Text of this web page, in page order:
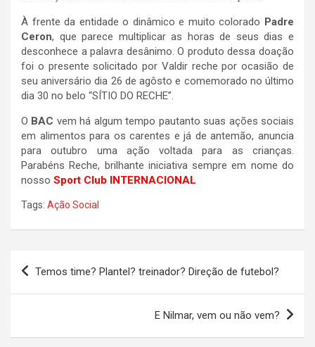
À frente da entidade o dinâmico e muito colorado Padre
Ceron, que parece multiplicar as horas de seus dias e
desconhece a palavra desânimo. O produto dessa doação
foi o presente solicitado por Valdir reche por ocasião de
seu aniversário dia 26 de agôsto e comemorado no último
dia 30 no belo “SÍTIO DO RECHE”.
O BAC vem há algum tempo pautanto suas ações sociais
em alimentos para os carentes e já de antemão, anuncia
para outubro uma ação voltada para as crianças.
Parabéns Reche, brilhante iniciativa sempre em nome do
nosso Sport Club INTERNACIONAL
Tags: Ação Social
Navegação
de
Temos time? Plantel? treinador? Direção de futebol?
E Nilmar, vem ou não vem?